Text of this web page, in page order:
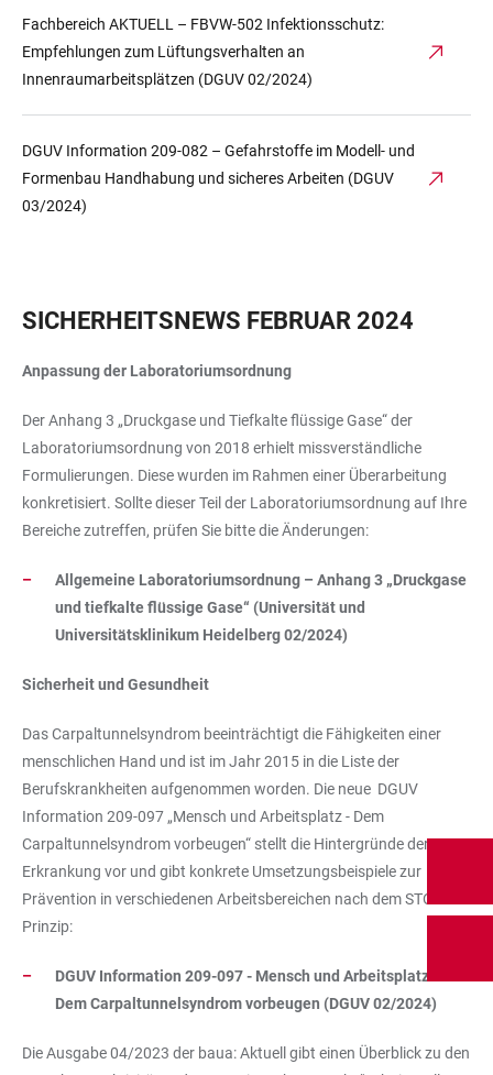
Fachbereich AKTUELL – FBVW-502 Infektionsschutz:
Empfehlungen zum Lüftungsverhalten an
Innenraumarbeitsplätzen (DGUV 02/2024)
DGUV Information 209-082 – Gefahrstoffe im Modell- und
Formenbau Handhabung und sicheres Arbeiten (DGUV
03/2024)
SICHERHEITSNEWS FEBRUAR 2024
Anpassung der Laboratoriumsordnung
Der Anhang 3 „Druckgase und Tiefkalte flüssige Gase“ der
Laboratoriumsordnung von 2018 erhielt missverständliche
Formulierungen. Diese wurden im Rahmen einer Überarbeitung
konkretisiert. Sollte dieser Teil der Laboratoriumsordnung auf Ihre
Bereiche zutreffen, prüfen Sie bitte die Änderungen:
Allgemeine Laboratoriumsordnung – Anhang 3 „Druckgase
und tiefkalte flüssige Gase“ (Universität und
Universitätsklinikum Heidelberg 02/2024)
Sicherheit und Gesundheit
Das Carpaltunnelsyndrom beeinträchtigt die Fähigkeiten einer
menschlichen Hand und ist im Jahr 2015 in die Liste der
Berufskrankheiten aufgenommen worden. Die neue DGUV
Information 209-097 „Mensch und Arbeitsplatz - Dem
Carpaltunnelsyndrom vorbeugen“ stellt die Hintergründe der
Erkrankung vor und gibt konkrete Umsetzungsbeispiele zur
Prävention in verschiedenen Arbeitsbereichen nach dem STOP-
Prinzip:
DGUV Information 209-097 - Mensch und Arbeitsplatz -
Dem Carpaltunnelsyndrom vorbeugen (DGUV 02/2024)
Die Ausgabe 04/2023 der baua: Aktuell gibt einen Überblick zu den